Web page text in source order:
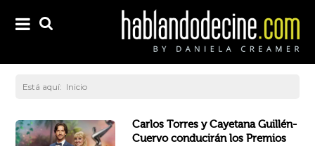
Está aquí: Inicio
Carlos Torres y Cayetana Guillén-
Cuervo conducirán los Premios
El sector audiovisual iberoamericano se prepara para una de sus celebraciones más relevantes del año. Los actores...